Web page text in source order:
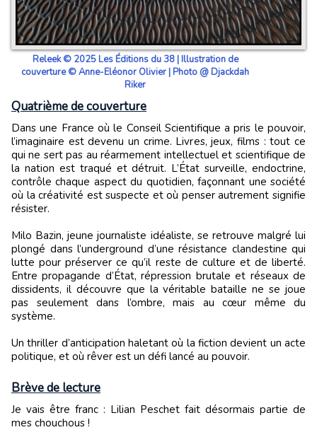
Releek © 2025 Les Éditions du 38 | Illustration de
couverture © Anne-Eléonor Olivier | Photo @ Djackdah
Riker
Quatrième de couverture
Dans une France où le Conseil Scientifique a pris le pouvoir,
l’imaginaire est devenu un crime. Livres, jeux, films : tout ce
qui ne sert pas au réarmement intellectuel et scientifique de
la nation est traqué et détruit. L’État surveille, endoctrine,
contrôle chaque aspect du quotidien, façonnant une société
où la créativité est suspecte et où penser autrement signifie
résister.
Milo Bazin, jeune journaliste idéaliste, se retrouve malgré lui
plongé dans l’underground d’une résistance clandestine qui
lutte pour préserver ce qu’il reste de culture et de liberté.
Entre propagande d’État, répression brutale et réseaux de
dissidents, il découvre que la véritable bataille ne se joue
pas seulement dans l’ombre, mais au cœur même du
système.
Un thriller d’anticipation haletant où la fiction devient un acte
politique, et où rêver est un défi lancé au pouvoir.
Brève de lecture
Je vais être franc : Lilian Peschet fait désormais partie de
mes chouchous !